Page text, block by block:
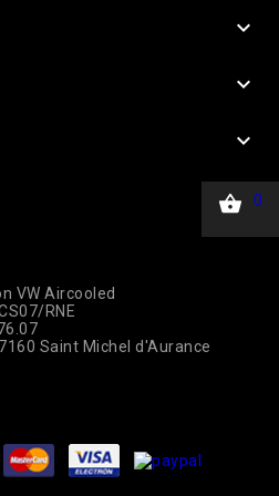



0

VW Aircooled
RNE
Saint Michel d'Aurance